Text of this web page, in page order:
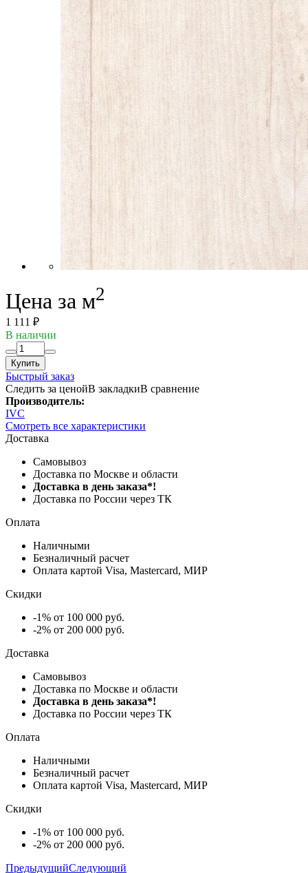
Цена за м2
1 111 ₽
В наличии
Купить
Быстрый заказ
Следить за ценойВ закладкиВ сравнение
Производитель:
IVC
Смотреть все характеристики
Доставка
Самовывоз
Доставка по Москве и области
Доставка в день заказа*!
Доставка по России через ТК
Оплата
Наличными
Безналичный расчет
Оплата картой Visa, Mastercard, МИР
Скидки
-1% от 100 000 руб.
-2% от 200 000 руб.
Доставка
Самовывоз
Доставка по Москве и области
Доставка в день заказа*!
Доставка по России через ТК
Оплата
Наличными
Безналичный расчет
Оплата картой Visa, Mastercard, МИР
Скидки
-1% от 100 000 руб.
-2% от 200 000 руб.
ПредыдущийСледующий